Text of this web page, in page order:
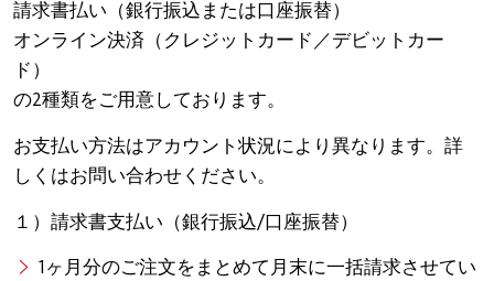
請求書払い（銀行振込または口座振替）
オンライン決済（クレジットカード／デビットカー
ド）
の2種類をご用意しております。
お支払い方法はアカウント状況により異なります。詳
しくはお問い合わせください。
１）請求書支払い（銀行振込/口座振替）
1ヶ月分のご注文をまとめて月末に一括請求させてい